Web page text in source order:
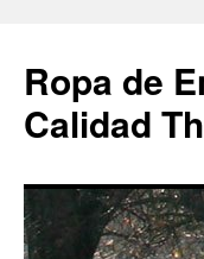
Ropa de
Calidad